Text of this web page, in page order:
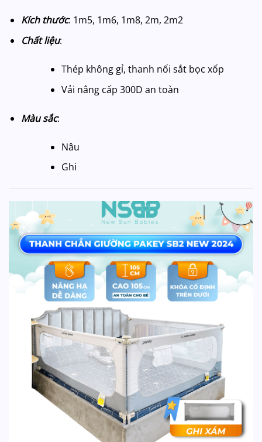
Kích thước: 1m5, 1m6, 1m8, 2m, 2m2
Chất liệu:
Thép không gỉ, thanh nối sắt bọc xốp
Vải nâng cấp 300D an toàn
Màu sắc:
Nâu
Ghi